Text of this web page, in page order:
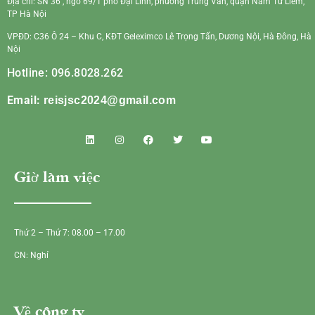
TP Hà Nội
VPĐD: C36 Ô 24 – Khu C, KĐT Geleximco Lê Trọng Tấn, Dương Nội, Hà Đông, Hà
Nội
Hotline: 096.8028.262
Email: reisjsc2024@gmail.com
Giờ làm việc
Thứ 2 – Thứ 7: 08.00 – 17.00
CN: Nghỉ